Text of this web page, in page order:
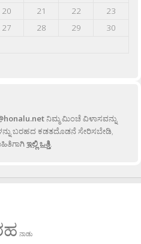
20 21 22
23
27 28 29
30
ನಿಮ್ಮ ಮಿಂಚೆ ವಿಳಾಸವನ್ನು
ಬರಹದ ಕಡತದೊಡನೆ ಸೇರಿಸಬೇಡಿ,
ಇಲ್ಲಿ ಒತ್ತಿ.
ನಾಡು